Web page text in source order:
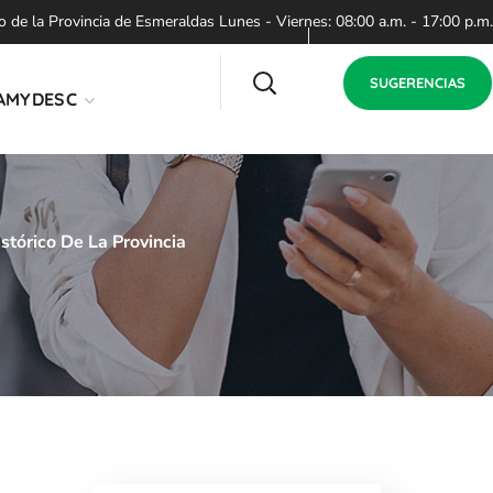
la Provincia de Esmeraldas Lunes - Viernes: 08:00 a.m. - 17:00 p.m.
SUGERENCIAS
De La Provincia